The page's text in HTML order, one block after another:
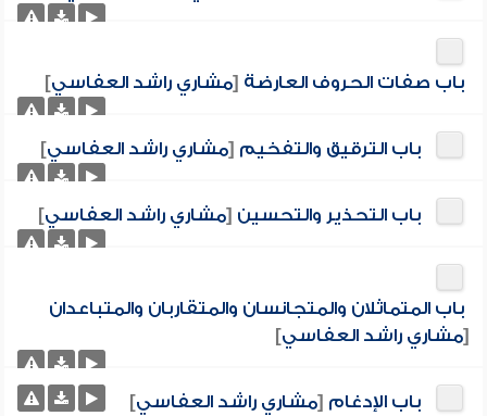
باب صفات الحروف العارضة [مشاري راشد العفاسي]
باب الترقيق والتفخيم [مشاري راشد العفاسي]
باب التحذير والتحسين [مشاري راشد العفاسي]
باب المتماثلان والمتجانسان والمتقاربان والمتباعدان
[مشاري راشد العفاسي]
باب الإدغام [مشاري راشد العفاسي]